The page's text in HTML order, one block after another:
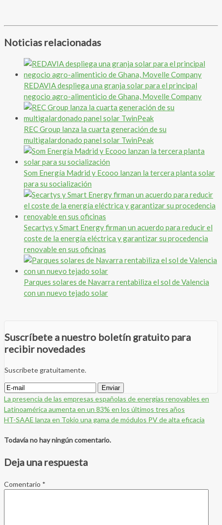
Noticias relacionadas
REDAVIA despliega una granja solar para el principal
negocio agro-alimenticio de Ghana, Movelle Company
REC Group lanza la cuarta generación de su
multigalardonado panel solar TwinPeak
Som Energía Madrid y Ecooo lanzan la tercera planta solar
para su socialización
Secartys y Smart Energy firman un acuerdo para reducir el
coste de la energía eléctrica y garantizar su procedencia
renovable en sus oficinas
Parques solares de Navarra rentabiliza el sol de Valencia
con un nuevo tejado solar
Suscríbete a nuestro boletín gratuito para
recibir novedades
Suscríbete gratuitamente.
La presencia de las empresas españolas de energías renovables en
Latinoamérica aumenta en un 83% en los últimos tres años
HT-SAAE lanza en Tokio una gama de módulos PV de alta eficacia
Todavía no hay ningún comentario.
Deja una respuesta
Comentario *